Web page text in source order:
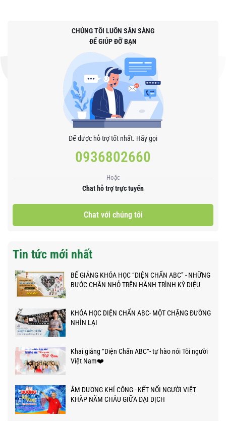
CHÚNG TÔI LUÔN SẴN SÀNG
ĐỂ GIÚP ĐỠ BẠN
Để được hỗ trợ tốt nhất. Hãy gọi
0936802660
Hoặc
Chat hỗ trợ trực tuyến
Chat với chúng tôi
Tin tức mới nhất
BẾ GIẢNG KHÓA HỌC “DIỆN CHẨN ABC” - NHỮNG
BƯỚC CHÂN NHỎ TRÊN HÀNH TRÌNH KỲ DIỆU
KHÓA HỌC DIỆN CHẨN ABC- MỘT CHẶNG ĐƯỜNG
NHÌN LẠI
Khai giảng “Diện Chẩn ABC“- tự hào nói Tôi người
Việt Nam❤️
ÂM DƯƠNG KHÍ CÔNG - KẾT NỐI NGƯỜI VIỆT
KHẮP NĂM CHÂU GIỮA ĐẠI DỊCH